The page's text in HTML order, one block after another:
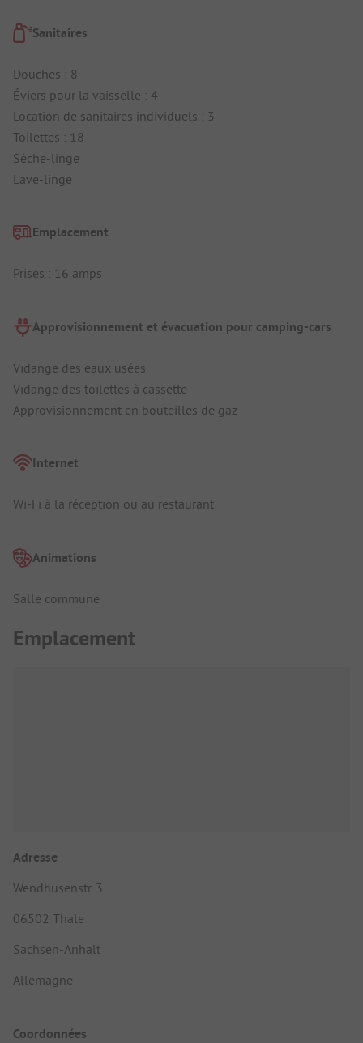
Sanitaires
Douches : 8
Éviers pour la vaisselle : 4
Location de sanitaires individuels : 3
Toilettes : 18
Sèche-linge
Lave-linge
Emplacement
Prises : 16 amps
Approvisionnement et évacuation pour camping-cars
Vidange des eaux usées
Vidange des toilettes à cassette
Approvisionnement en bouteilles de gaz
Internet
Wi-Fi à la réception ou au restaurant
Animations
Salle commune
Emplacement
Adresse
Wendhusenstr. 3
06502 Thale
Sachsen-Anhalt
Allemagne
Coordonnées